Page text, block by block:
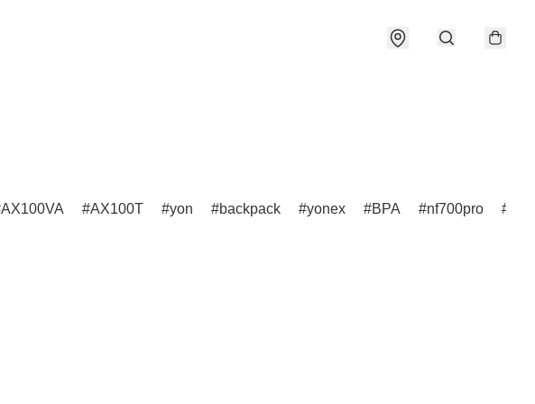
AX100VA AX100T yon backpack yonex BPA nf700pro